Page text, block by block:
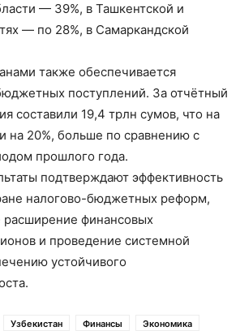
— 39%, в Ташкентской и
— по 28%, в Самаркандской
также обеспечивается
поступлений. За отчётный
составили 19,4 трлн сумов, что на
на 20%, больше по сравнению с
прошлого года.
подтверждают эффективность
налогово-бюджетных реформ,
расширение финансовых
и проведение системной
устойчивого
Узбекистан Финансы Экономика